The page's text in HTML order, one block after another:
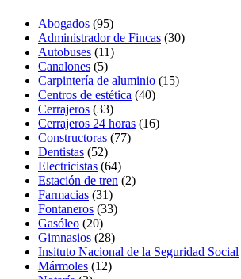
Abogados (95)
Administrador de Fincas (30)
Autobuses (11)
Canalones (5)
Carpintería de aluminio (15)
Centros de estética (40)
Cerrajeros (33)
Cerrajeros 24 horas (16)
Constructoras (77)
Dentistas (52)
Electricistas (64)
Estación de tren (2)
Farmacias (31)
Fontaneros (33)
Gasóleo (20)
Gimnasios (28)
Insituto Nacional de la Seguridad Social
Mármoles (12)